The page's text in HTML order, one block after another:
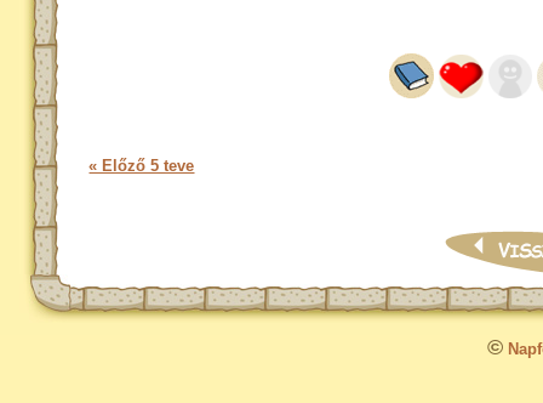
« Előző 5 teve
©